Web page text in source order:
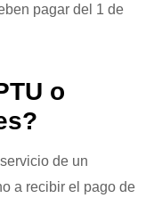
pagar del 1 de
o
de un
a recibir el pago de